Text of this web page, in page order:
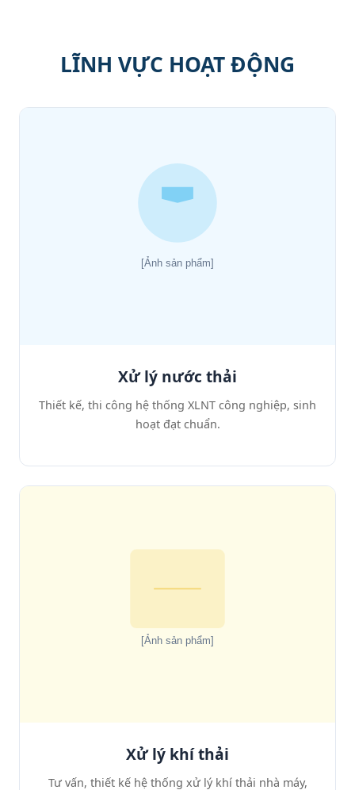
LĨNH VỰC HOẠT ĐỘNG
Xử lý nước thải
Thiết kế, thi công hệ thống XLNT công nghiệp, sinh
hoạt đạt chuẩn.
Xử lý khí thải
Tư vấn, thiết kế hệ thống xử lý khí thải nhà máy,